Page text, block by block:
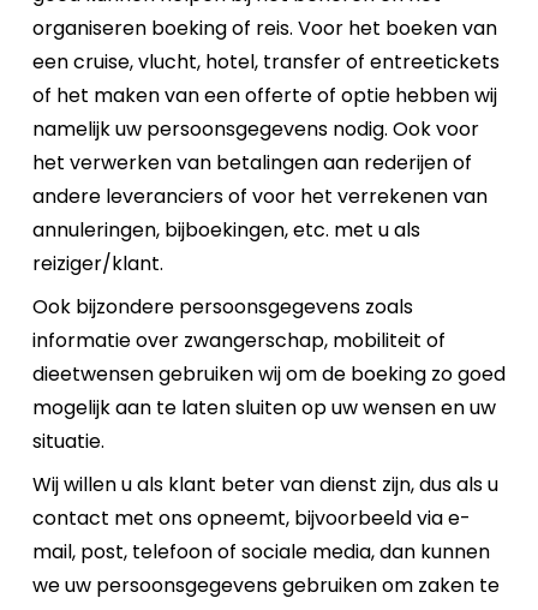
organiseren boeking of reis. Voor het boeken van
een cruise, vlucht, hotel, transfer of entreetickets
of het maken van een offerte of optie hebben wij
namelijk uw persoonsgegevens nodig. Ook voor
het verwerken van betalingen aan rederijen of
andere leveranciers of voor het verrekenen van
annuleringen, bijboekingen, etc. met u als
reiziger/klant.
Ook bijzondere persoonsgegevens zoals
informatie over zwangerschap, mobiliteit of
dieetwensen gebruiken wij om de boeking zo goed
mogelijk aan te laten sluiten op uw wensen en uw
situatie.
Wij willen u als klant beter van dienst zijn, dus als u
contact met ons opneemt, bijvoorbeeld via e-
mail, post, telefoon of sociale media, dan kunnen
we uw persoonsgegevens gebruiken om zaken te